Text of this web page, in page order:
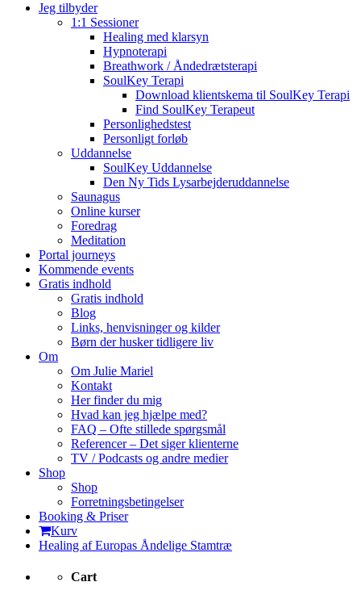
Jeg tilbyder
1:1 Sessioner
Healing med klarsyn
Hypnoterapi
Breathwork / Åndedrætsterapi
SoulKey Terapi
Download klientskema til SoulKey Terapi
Find SoulKey Terapeut
Personlighedstest
Personligt forløb
Uddannelse
SoulKey Uddannelse
Den Ny Tids Lysarbejderuddannelse
Saunagus
Online kurser
Foredrag
Meditation
Portal journeys
Kommende events
Gratis indhold
Gratis indhold
Blog
Links, henvisninger og kilder
Børn der husker tidligere liv
Om
Om Julie Mariel
Kontakt
Her finder du mig
Hvad kan jeg hjælpe med?
FAQ – Ofte stillede spørgsmål
Referencer – Det siger klienterne
TV / Podcasts og andre medier
Shop
Shop
Forretningsbetingelser
Booking & Priser
Kurv
Healing af Europas Åndelige Stamtræ
Cart